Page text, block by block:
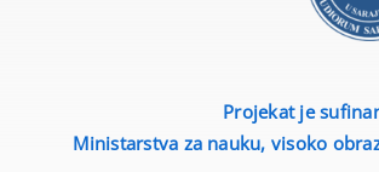
Projekat je
Ministarstva za nauku, visoko